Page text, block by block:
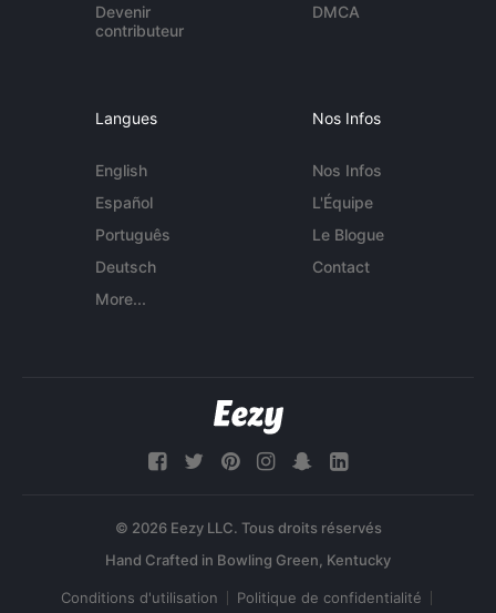
Devenir
contributeur
DMCA
Langues
English
Español
Português
Deutsch
More...
Nos Infos
Nos Infos
L'Équipe
Le Blogue
Contact
© 2026 Eezy LLC. Tous droits réservés
Conditions d'utilisation Politique de confidentialité